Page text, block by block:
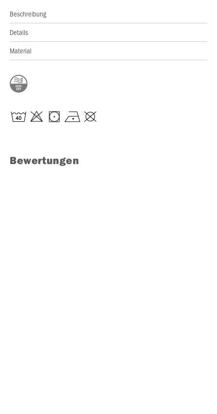
Beschreibung
Details
Material
Bewertungen